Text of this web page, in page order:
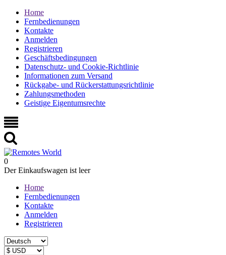
Home
Fernbedienungen
Kontakte
Anmelden
Registrieren
Geschäftsbedingungen
Datenschutz- und Cookie-Richtlinie
Informationen zum Versand
Rückgabe- und Rückerstattungsrichtlinie
Zahlungsmethoden
Geistige Eigentumsrechte
0
Der Einkaufswagen ist leer
Home
Fernbedienungen
Kontakte
Anmelden
Registrieren